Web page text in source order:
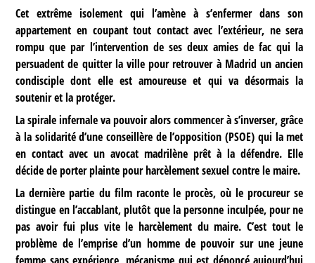
Cet extrême isolement qui l’amène à s’enfermer dans son
appartement en coupant tout contact avec l’extérieur, ne sera
rompu que par l’intervention de ses deux amies de fac qui la
persuadent de quitter la ville pour retrouver à Madrid un ancien
condisciple dont elle est amoureuse et qui va désormais la
soutenir et la protéger.
La spirale infernale va pouvoir alors commencer à s’inverser, grâce
à la solidarité d’une conseillère de l’opposition (PSOE) qui la met
en contact avec un avocat madrilène prêt à la défendre. Elle
décide de porter plainte pour harcèlement sexuel contre le maire.
La dernière partie du film raconte le procès, où le procureur se
distingue en l’accablant, plutôt que la personne inculpée, pour ne
pas avoir fui plus vite le harcèlement du maire. C’est tout le
problème de l’emprise d’un homme de pouvoir sur une jeune